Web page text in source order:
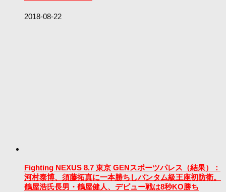
2018-08-22
Fighting NEXUS 8.7 東京 GENスポーツパレス（結果）：
河村泰博、須藤拓真に一本勝ちしバンタム級王座初防衛。
鶴屋浩氏長男・鶴屋健人、デビュー戦は8秒KO勝ち